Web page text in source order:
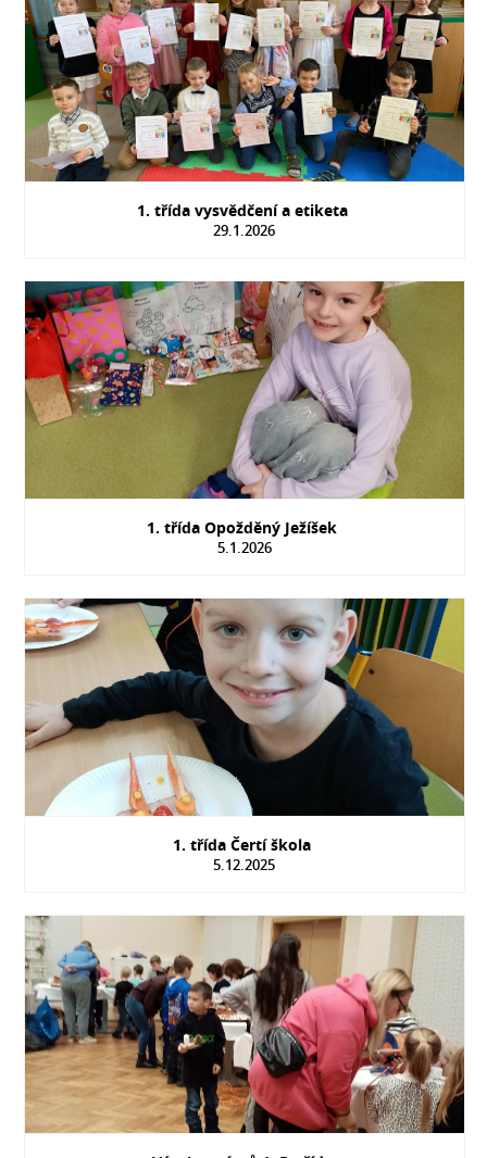
1. třída vysvědčení a etiketa
29.1.2026
1. třída Opožděný Ježíšek
5.1.2026
1. třída Čertí škola
5.12.2025